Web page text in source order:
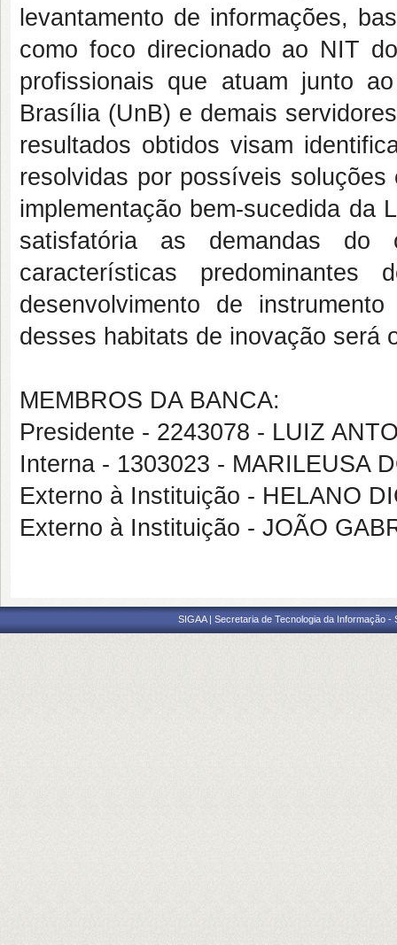
levantamento de informações,
como foco direcionado ao NIT
profissionais que atuam junto
Brasília (UnB) e demais
resultados obtidos visam
resolvidas por possíveis
implementação bem-sucedida da
satisfatória as demandas do
características
desenvolvimento de
desses habitats de inovação será
MEMBROS DA BANCA:
Presidente - 2243078 - LUIZ
Interna - 1303023 - MARILEUSA
Externo à Instituição - HELANO
Externo à Instituição - JOÃO
SIGAA | Secretaria de Tecnologia da Informação